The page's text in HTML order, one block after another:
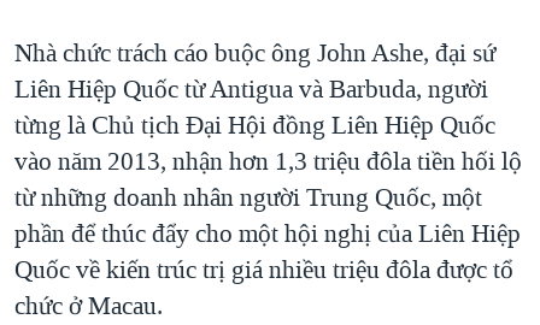
NGƯ DÂN VIỆT VÀ LÀN SÓNG TRỘM HẢI SÂM
BÊN KIA QUỐC LỘ: TIẾNG VỌNG TỪ NÔNG THÔN MỸ
QUAN HỆ VIỆT MỸ
Nhà chức trách cáo buộc ông John Ashe, đại sứ
Liên Hiệp Quốc từ Antigua và Barbuda, người
từng là Chủ tịch Đại Hội đồng Liên Hiệp Quốc
vào năm 2013, nhận hơn 1,3 triệu đôla tiền hối lộ
từ những doanh nhân người Trung Quốc, một
phần để thúc đẩy cho một hội nghị của Liên Hiệp
Quốc về kiến trúc trị giá nhiều triệu đôla được tổ
chức ở Macau.